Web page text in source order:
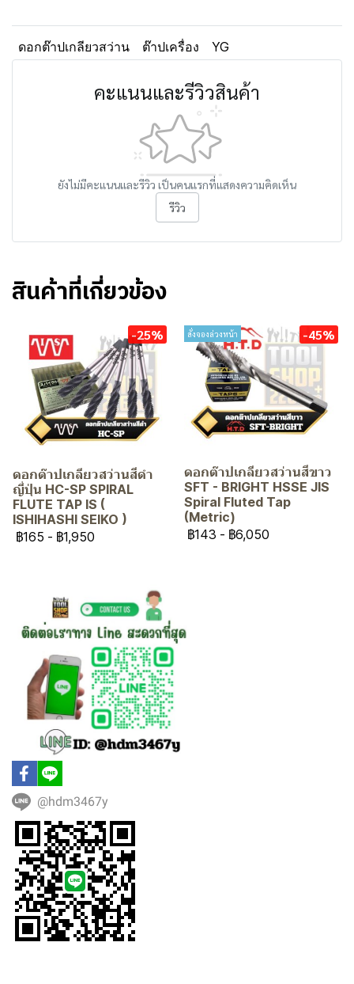
ดอกต๊าปเกลียวสว่าน ต๊าปเครื่อง YG
คะแนนและรีวิวสินค้า
ยังไม่มีคะแนนและรีวิว เป็นคนแรกที่แสดงความคิดเห็น
รีวิว
สินค้าที่เกี่ยวข้อง
-25%
ดอกต๊าปเกลียวสว่านสีดำ
ญี่ปุ่น HC-SP SPIRAL
FLUTE TAP IS (
ISHIHASHI SEIKO )
฿165 - ฿1,950
สั่งจองล่วงหน้า -45%
ดอกต๊าปเกลียวสว่านสีขาว
SFT - BRIGHT HSSE JIS
Spiral Fluted Tap
(Metric)
฿143 - ฿6,050
@hdm3467y